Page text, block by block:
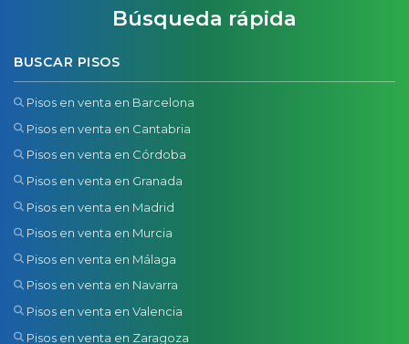
Búsqueda rápida
BUSCAR PISOS
Pisos en venta en Barcelona
Pisos en venta en Cantabria
Pisos en venta en Córdoba
Pisos en venta en Granada
Pisos en venta en Madrid
Pisos en venta en Murcia
Pisos en venta en Málaga
Pisos en venta en Navarra
Pisos en venta en Valencia
Pisos en venta en Zaragoza